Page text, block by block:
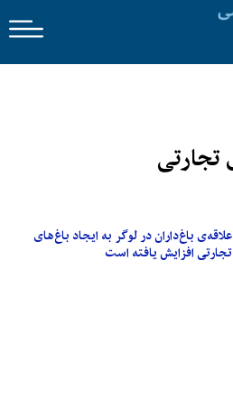
علاقه‌ی باغ‌داران در لوگر به ایجاد باغ‌های
تجارتی افزایش یافته است